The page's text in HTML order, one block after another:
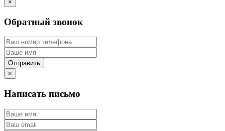
×
Обратный звонок
×
Написать письмо